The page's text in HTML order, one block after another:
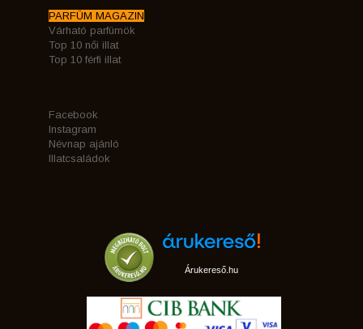
PARFÜM MAGAZIN
Várható parfümök
Top 10 női illat
Top 10 férfi illat
Facebook
Instagram
Névnap ajánló
Illatcsaládok
Árukereső.hu